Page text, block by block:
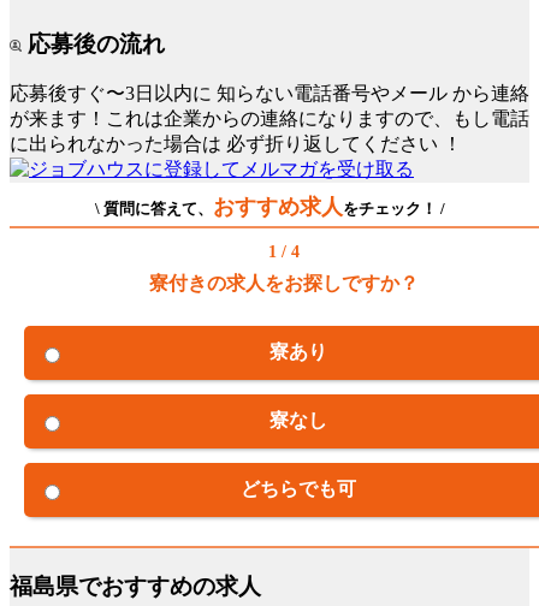
応募後の流れ
応募後すぐ〜3日以内に 知らない電話番号やメール から連絡
が来ます！これは企業からの連絡になりますので、もし電話
に出られなかった場合は 必ず折り返してください ！
\ 質問に答えて、 おすすめ求人をチェック！ /
1 / 4
寮付きの求人をお探しですか？
寮あり
寮なし
どちらでも可
福島県でおすすめの求人